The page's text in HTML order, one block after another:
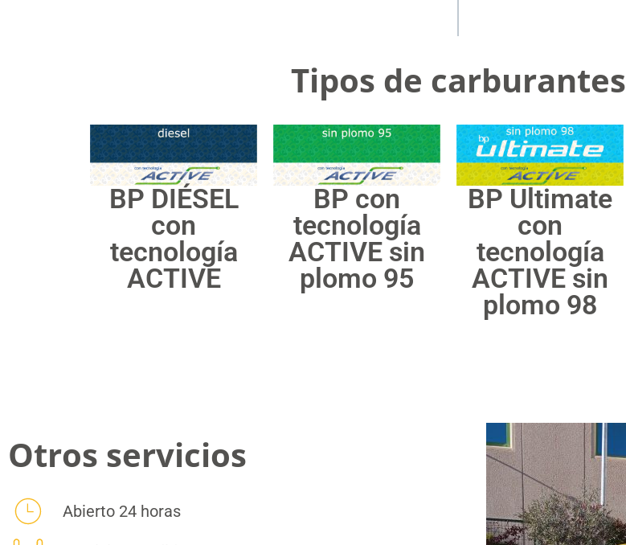
Tipos de carburantes
BP DIÉSEL
con
tecnología
ACTIVE
BP con
tecnología
ACTIVE sin
plomo 95
BP Ultimate
con
tecnología
ACTIVE sin
plomo 98
Otros servicios
Abierto 24 horas